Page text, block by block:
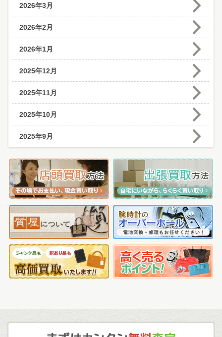
2026年3月
2026年2月
2026年1月
2025年12月
2025年11月
2025年10月
2025年9月